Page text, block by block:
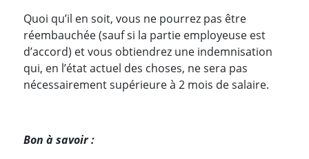
Quoi qu’il en soit, vous ne pourrez pas être
réembauchée (sauf si la partie employeuse est
d’accord) et vous obtiendrez une indemnisation
qui, en l’état actuel des choses, ne sera pas
nécessairement supérieure à 2 mois de salaire.
Bon à savoir :